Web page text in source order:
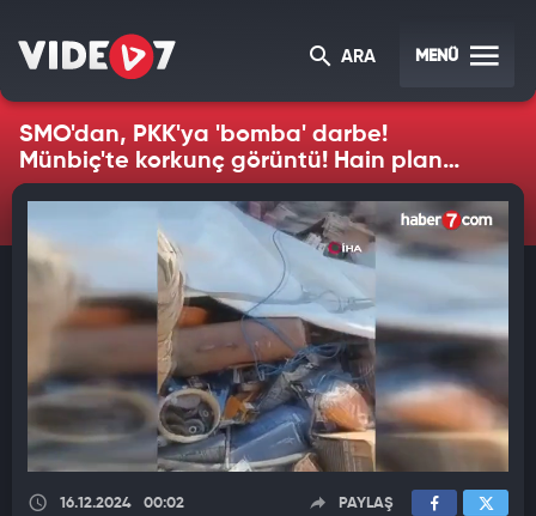
ARA MENÜ
SMO'dan, PKK'ya 'bomba' darbe!
Münbiç'te korkunç görüntü! Hain plan
suya düştü
16.12.2024 00:02 PAYLAŞ